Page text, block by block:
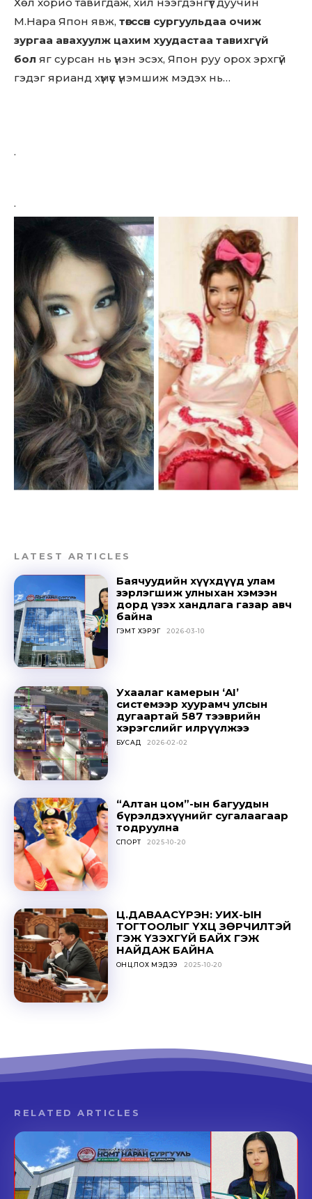
М.Нара Япон явж, төгссөн сургуульдаа очиж
зургаа авахуулж цахим хуудастаа тавихгүй
бол яг сурсан нь үнэн эсэх, Япон руу орох эрхгүй
гэдэг ярианд хүмүүс үнэмшиж мэдэх нь…
.
.
LATEST ARTICLES
Баячуудийн хүүхдүүд улам
зэрлэгшиж улныхан хэмээн
дорд үзэх хандлага газар авч
байна
ГЭМТ ХЭРЭГ 2026-03-10
Ухаалаг камерын ‘AI’
системээр хуурамч улсын
дугаартай 587 тээврийн
хэрэгслийг илрүүлжээ
БУСАД 2026-02-02
“Алтан цом”-ын багуудын
бүрэлдэхүүнийг сугалаагаар
тодруулна
СПОРТ 2025-10-20
Ц.ДАВААСҮРЭН: УИХ-ЫН
ТОГТООЛЫГ ҮХЦ ЗӨРЧИЛТЭЙ
ГЭЖ ҮЗЭХГҮЙ БАЙХ ГЭЖ
НАЙДАЖ БАЙНА
ОНЦЛОХ МЭДЭЭ 2025-10-20
RELATED ARTICLES